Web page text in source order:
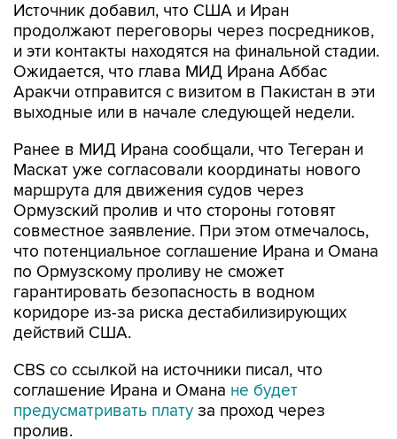
Источник добавил, что США и Иран
продолжают переговоры через посредников,
и эти контакты находятся на финальной стадии.
Ожидается, что глава МИД Ирана Аббас
Аракчи отправится с визитом в Пакистан в эти
выходные или в начале следующей недели.
Ранее в МИД Ирана сообщали, что Тегеран и
Маскат уже согласовали координаты нового
маршрута для движения судов через
Ормузский пролив и что стороны готовят
совместное заявление. При этом отмечалось,
что потенциальное соглашение Ирана и Омана
по Ормузскому проливу не сможет
гарантировать безопасность в водном
коридоре из-за риска дестабилизирующих
действий США.
CBS со ссылкой на источники писал, что
соглашение Ирана и Омана не будет
предусматривать плату за проход через
пролив.